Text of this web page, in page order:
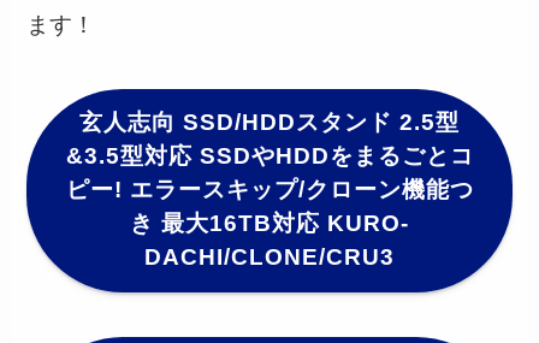
ます！
玄人志向 SSD/HDDスタンド 2.5型
&3.5型対応 SSDやHDDをまるごとコ
ピー! エラースキップ/クローン機能つ
き 最大16TB対応 KURO-
DACHI/CLONE/CRU3